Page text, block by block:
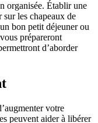
organisée. Établir une
sur les chapeaux de
bon petit déjeuner ou
prépareront
d’aborder
votre
peuvent aider à libérer